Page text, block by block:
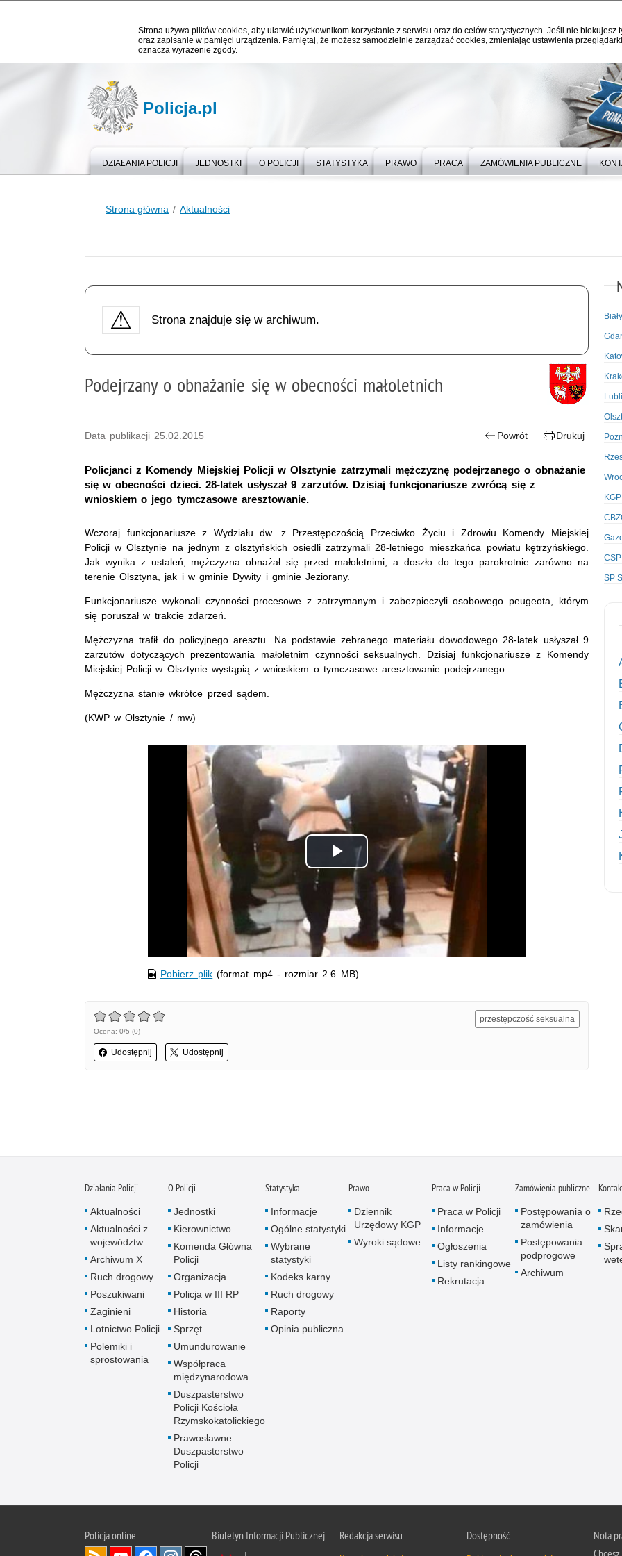
Strona używa plików cookies, aby ułatwić użytkownikom korzystanie z serwisu oraz do celów statystycznych. Jeśli nie blokujesz
oraz zapisanie w pamięci urządzenia. Pamiętaj, że możesz samodzielnie zarządzać cookies, zmieniając ustawienia
oznacza wyrażenie zgody.
Policja.pl
DZIAŁANIA POLICJI JEDNOSTKI O POLICJI STATYSTYKA PRAWO PRACA ZAMÓWIENIA PUBLICZNE
Strona główna Aktualności
Strona znajduje się w archiwum.
Podejrzany o obnażanie się w obecności małoletnich
Data publikacji 25.02.2015 Powrót Drukuj
Policjanci z Komendy Miejskiej Policji w Olsztynie zatrzymali mężczyznę podejrzanego o obnażanie
się w obecności dzieci. 28-latek usłyszał 9 zarzutów. Dzisiaj funkcjonariusze zwrócą się z
wnioskiem o jego tymczasowe aresztowanie.
Wczoraj funkcjonariusze z Wydziału dw. z Przestępczością Przeciwko Życiu i Zdrowiu Komendy Miejskiej
Policji w Olsztynie na jednym z olsztyńskich osiedli zatrzymali 28-letniego mieszkańca powiatu kętrzyńskiego.
Jak wynika z ustaleń, mężczyzna obnażał się przed małoletnimi, a doszło do tego parokrotnie zarówno na
terenie Olsztyna, jak i w gminie Dywity i gminie Jeziorany.
Funkcjonariusze wykonali czynności procesowe z zatrzymanym i zabezpieczyli osobowego peugeota, którym
się poruszał w trakcie zdarzeń.
Mężczyzna trafił do policyjnego aresztu. Na podstawie zebranego materiału dowodowego 28-latek usłyszał 9
zarzutów dotyczących prezentowania małoletnim czynności seksualnych. Dzisiaj funkcjonariusze z Komendy
Miejskiej Policji w Olsztynie wystąpią z wnioskiem o tymczasowe aresztowanie podejrzanego.
Mężczyzna stanie wkrótce przed sądem.
(KWP w Olsztynie / mw)
Odtwórz
wideo
Pobierz plik (format mp4 - rozmiar 2.6 MB)
Ocena: 0/5 (0)
Udostępnij Udostępnij
przestępczość seksualna
KGP
SP
Działania Policji
Aktualności
Aktualności z
województw
Archiwum X
Ruch drogowy
Poszukiwani
Zaginieni
Lotnictwo Policji
Polemiki i
sprostowania
O Policji
Jednostki
Kierownictwo
Komenda Główna
Policji
Organizacja
Policja w III RP
Historia
Sprzęt
Umundurowanie
Współpraca
międzynarodowa
Duszpasterstwo
Policji Kościoła
Rzymskokatolickiego
Prawosławne
Duszpasterstwo
Policji
Statystyka
Informacje
Ogólne statystyki
Wybrane
statystyki
Kodeks karny
Ruch drogowy
Raporty
Opinia publiczna
Prawo
Dziennik
Urzędowy KGP
Wyroki sądowe
Praca w Policji
Praca w Policji
Informacje
Ogłoszenia
Listy rankingowe
Rekrutacja
Zamówienia publiczne
Postępowania o
zamówienia
Postępowania
podprogowe
Archiwum
Policjaonline
Biuletyn Informacji Publicznej
Redakcja serwisu
Dostępność
Nota